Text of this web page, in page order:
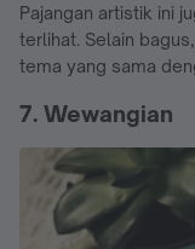
Pajangan artistik ini
terlihat. Selain
tema yang sama
7. Wewangian